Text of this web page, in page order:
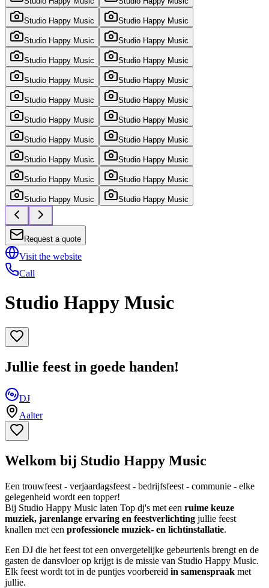
Studio Happy Music Studio Happy Music
Studio Happy Music Studio Happy Music
Studio Happy Music Studio Happy Music
Studio Happy Music Studio Happy Music
Studio Happy Music Studio Happy Music
Studio Happy Music Studio Happy Music
Studio Happy Music Studio Happy Music
Studio Happy Music Studio Happy Music
Studio Happy Music Studio Happy Music
Studio Happy Music Studio Happy Music
Request a quote
Visit the website
Call
Studio Happy Music
Jullie feest in goede handen!
DJ
Aalter
Welkom bij Studio Happy Music
Een trouwfeest - verjaardagsfeest - bedrijfsfeest - communie - elke
gelegenheid wordt een topper!
Bij Studio Happy Music laten Top dj's met een ruime keuze
muziek, jarenlange ervaring en feestverlichting jullie feest
knallen met een professionele muziek- en lichtinstallatie.
Een DJ die het feest tot een onvergetelijke gebeurtenis brengt en de
gasten de dansvloer op krijgt is de missie van Studio Happy Music.
Elk feest wordt tot in de puntjes voorbereid in samenspraak met
jullie.